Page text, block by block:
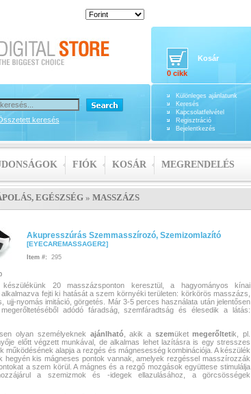
keresés
Kosár
0 cikk
Különleges ajánlatunk
Keresés
Kapcsolatfelvétel
Regisztráció
Bejelentkezés
FIÓK KOSÁR MEGRENDELÉS
EGÉSZSÉG» MASSZÁZS
Akupresszúrás Szemmasszírozó, Szemizomlazító
[EYECAREMASSAGER2]
Item #: 295
készülékünk 20 masszázsponton keresztül, a hagyományos kínai
fejti ki hatását a szem környéki területen: körkörös masszázs,
ujj-nyomás imitáció, görgetés. Már 3-5 perces használata után jelentősen
adódó fáradság, szemfáradtság és élesedik a látás:
olyan személyeknek ajánlható, akik a szemüketmegerőltetik, pl.
előtt végzett munkával, de alkalmas lehet lazításra is egy stresszes
működésének alapja a rezgés és mágnesesség kombinációja. A készülék
hegyén kis mágneses pontok vannak, amelyek rezgéssel masszírozzák
a szem körül. A mágnes és a rezgő mozgások együttese stimulálja
a szemizmok és -idegek ellazulásához, a görcsösségek